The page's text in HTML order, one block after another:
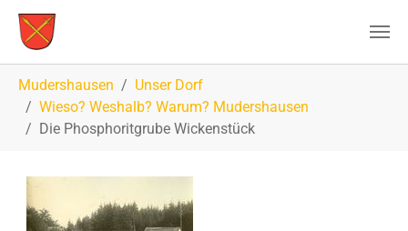
Zum Hauptinhalt springen
Mudershausen
Unser Dorf
Wieso? Weshalb? Warum? Mudershausen
Die Phosphoritgrube Wickenstück